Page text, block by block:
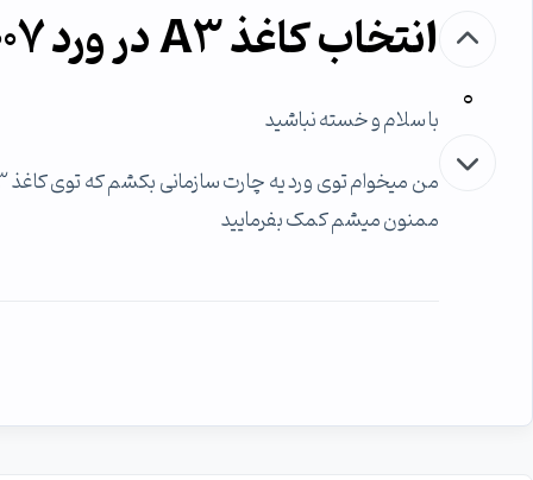
0
انتخاب کاغذ A3 در ورد 2007
با سلام و خسته نباشید
ممنون میشم کمک بفرمایید